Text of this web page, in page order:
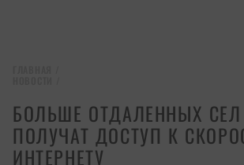
БОЛЬШЕ ОТДАЛЕННЫХ
ПОЛУЧАТ ДОСТУП К
ИНТЕРНЕТУ